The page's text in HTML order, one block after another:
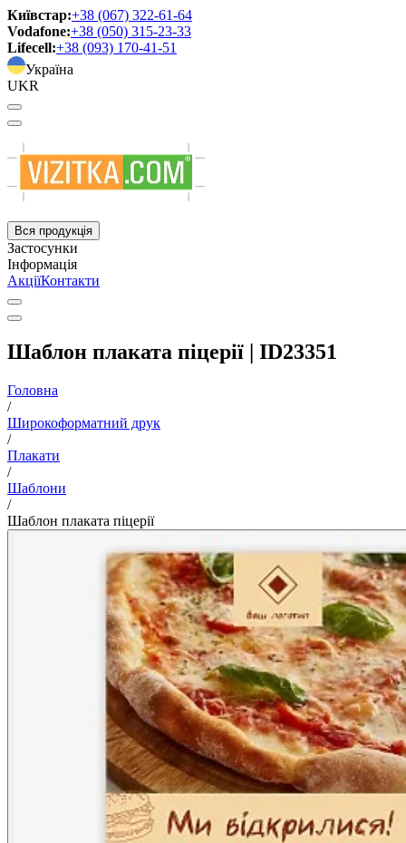
Київстар:+38 (067) 322-61-64
Vodafone:+38 (050) 315-23-33
Lifecell:+38 (093) 170-41-51
Україна
UKR
Вся продукція
Застосунки
Інформація
АкціїКонтакти
Шаблон плаката піцерії | ID23351
Головна
/
Широкоформатний друк
/
Плакати
/
Шаблони
/
Шаблон плаката піцерії